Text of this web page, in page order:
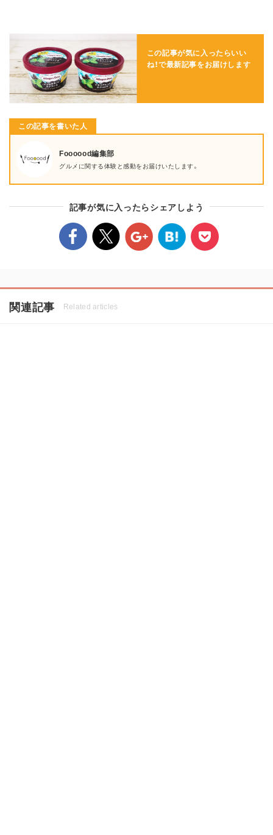
この記事が気に入ったらいい
ね！で最新記事をお届けします
この記事を書いた人
Foooood編集部
グルメに関する体験と感動をお届けいたします。
記事が気に入ったらシェアしよう
関連記事 Related articles